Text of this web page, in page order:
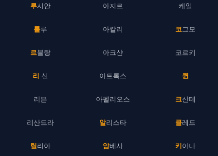
루시안
룰루
르블랑
리 신
리븐
리산드라
릴리아
아지르
아칼리
아크샨
아트록스
아펠리오스
알리스타
암베사
케일
코그모
코르키
퀸
크산테
클레드
키아나